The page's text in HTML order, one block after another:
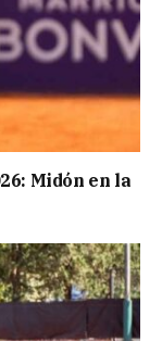
Midón en la